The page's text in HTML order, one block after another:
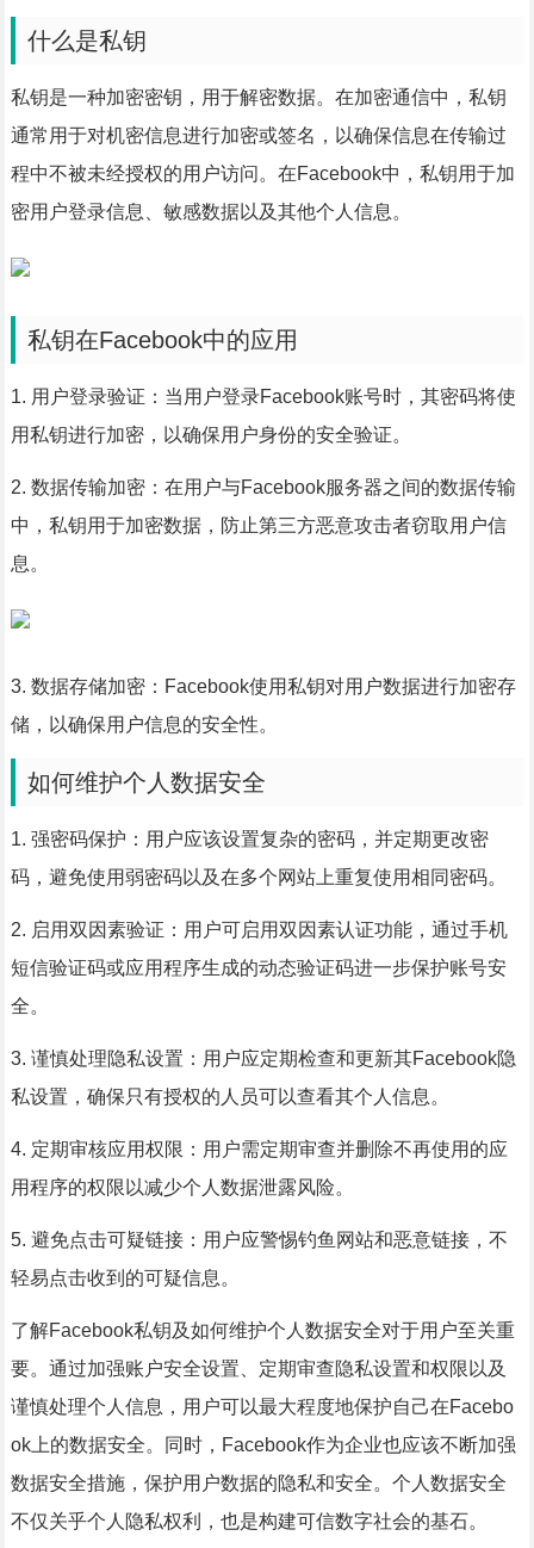
什么是私钥
私钥是一种加密密钥，用于解密数据。在加密通信中，私钥
通常用于对机密信息进行加密或签名，以确保信息在传输过
程中不被未经授权的用户访问。在Facebook中，私钥用于加
密用户登录信息、敏感数据以及其他个人信息。
私钥在Facebook中的应用
1. 用户登录验证：当用户登录Facebook账号时，其密码将使
用私钥进行加密，以确保用户身份的安全验证。
2. 数据传输加密：在用户与Facebook服务器之间的数据传输
中，私钥用于加密数据，防止第三方恶意攻击者窃取用户信
息。
3. 数据存储加密：Facebook使用私钥对用户数据进行加密存
储，以确保用户信息的安全性。
如何维护个人数据安全
1. 强密码保护：用户应该设置复杂的密码，并定期更改密
码，避免使用弱密码以及在多个网站上重复使用相同密码。
2. 启用双因素验证：用户可启用双因素认证功能，通过手机
短信验证码或应用程序生成的动态验证码进一步保护账号安
全。
3. 谨慎处理隐私设置：用户应定期检查和更新其Facebook隐
私设置，确保只有授权的人员可以查看其个人信息。
4. 定期审核应用权限：用户需定期审查并删除不再使用的应
用程序的权限以减少个人数据泄露风险。
5. 避免点击可疑链接：用户应警惕钓鱼网站和恶意链接，不
轻易点击收到的可疑信息。
了解Facebook私钥及如何维护个人数据安全对于用户至关重
要。通过加强账户安全设置、定期审查隐私设置和权限以及
谨慎处理个人信息，用户可以最大程度地保护自己在Facebo
ok上的数据安全。同时，Facebook作为企业也应该不断加强
数据安全措施，保护用户数据的隐私和安全。个人数据安全
不仅关乎个人隐私权利，也是构建可信数字社会的基石。